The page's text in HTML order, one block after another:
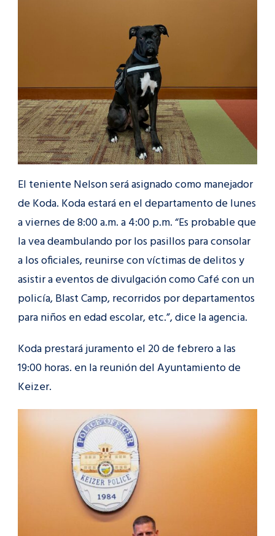
El teniente Nelson será asignado como manejador
de Koda. Koda estará en el departamento de lunes
a viernes de 8:00 a.m. a 4:00 p.m. “Es probable que
la vea deambulando por los pasillos para consolar
a los oficiales, reunirse con víctimas de delitos y
asistir a eventos de divulgación como Café con un
policía, Blast Camp, recorridos por departamentos
para niños en edad escolar, etc.”, dice la agencia.
Koda prestará juramento el 20 de febrero a las
19:00 horas. en la reunión del Ayuntamiento de
Keizer.